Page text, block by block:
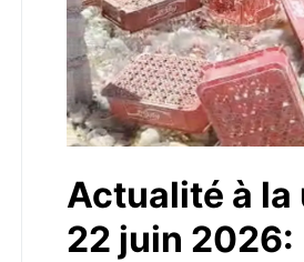
Actualité à la
22 juin 2026: